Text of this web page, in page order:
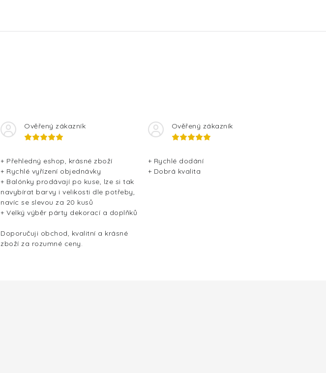
Ověřený zákazník
+ Přehledný eshop, krásné zboží
+ Rychlé vyřízení objednávky
+ Balónky prodávají po kuse, lze si tak
navybírat barvy i velikosti dle potřeby,
navíc se slevou za 20 kusů
+ Velký výběr párty dekorací a doplňků
Doporučuji obchod, kvalitní a krásné
zboží za rozumné ceny.
Ověřený zákazník
+ Rychlé dodání
+ Dobrá kvalita